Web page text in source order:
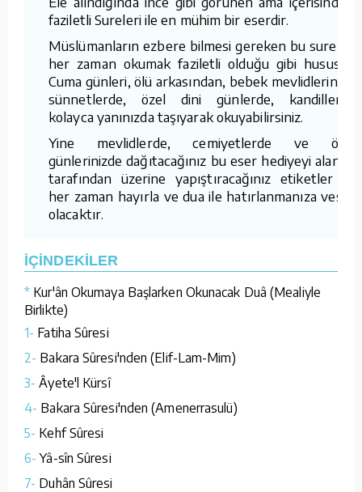
faziletli Sureleri ile en mühim bir eserdir.
Müslümanların ezbere bilmesi gereken bu sureleri
her zaman okumak faziletli olduğu gibi hususen
Cuma günleri, ölü arkasından, bebek mevlidlerinde,
sünnetlerde, özel dini günlerde, kandillerde
kolayca yanınızda taşıyarak okuyabilirsiniz.
Yine mevlidlerde, cemiyetlerde ve özel
günlerinizde dağıtacağınız bu eser hediyeyi alanlar
tarafından üzerine yapıştıracağınız etiketler ile
her zaman hayırla ve dua ile hatırlanmanıza vesile
olacaktır.
İÇİNDEKİLER
* Kur'ân Okumaya Başlarken Okunacak Duâ (Mealiyle
Birlikte)
1- Fatiha Sûresi
2- Bakara Sûresi'nden (Elif-Lam-Mim)
3- Âyete'l Kürsî
4- Bakara Sûresi'nden (Amenerrasulü)
5- Kehf Sûresi
6- Yâ-sîn Sûresi
7- Duhân Sûresi